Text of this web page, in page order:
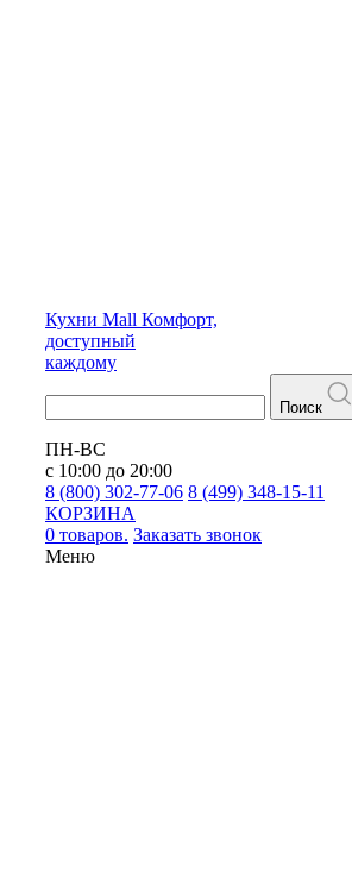
Кухни Mall Комфорт,
доступный
каждому
Поиск
ПН-ВС
с 10:00 до 20:00
8 (800) 302-77-06 8 (499) 348-15-11
КОРЗИНА
0 товаров. Заказать звонок
Меню